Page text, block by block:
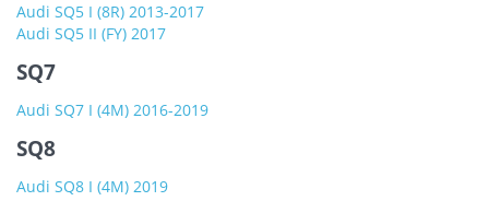
Audi SQ5 I (8R) 2013-2017
Audi SQ5 II (FY) 2017
SQ7
Audi SQ7 I (4M) 2016-2019
SQ8
Audi SQ8 I (4M) 2019